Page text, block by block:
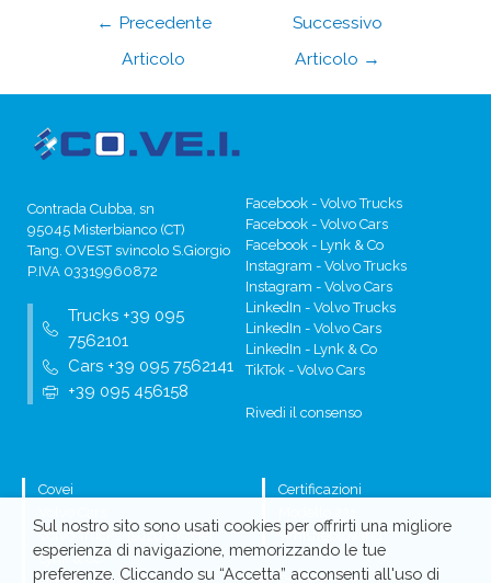
← Precedente
Articolo
Successivo
Articolo →
Contrada Cubba, sn
95045 Misterbianco (CT)
Tang. OVEST svincolo S.Giorgio
P.IVA 03319960872
Trucks +39 095
7562101
Cars +39 095 7562141
+39 095 456158
Facebook - Volvo Trucks
Facebook - Volvo Cars
Facebook - Lynk & Co
Instagram - Volvo Trucks
Instagram - Volvo Cars
LinkedIn - Volvo Trucks
LinkedIn - Volvo Cars
LinkedIn - Lynk & Co
TikTok - Volvo Cars
Rivedi il consenso
Covei
Volvo Trucks, Isuzu e Kögel
Lynk & Co
Certificazioni
Whistleblowing
Sul nostro sito sono usati cookies per offrirti una migliore
esperienza di navigazione, memorizzando le tue
preferenze. Cliccando su “Accetta” acconsenti all'uso di